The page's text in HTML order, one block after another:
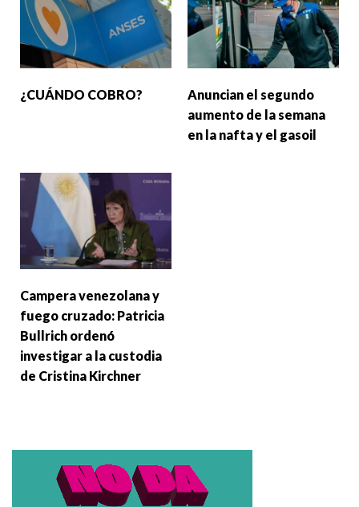
¿CUÁNDO COBRO?
Anuncian el segundo
aumento de la semana
en la nafta y el gasoil
Campera venezolana y
fuego cruzado: Patricia
Bullrich ordenó
investigar a la custodia
de Cristina Kirchner